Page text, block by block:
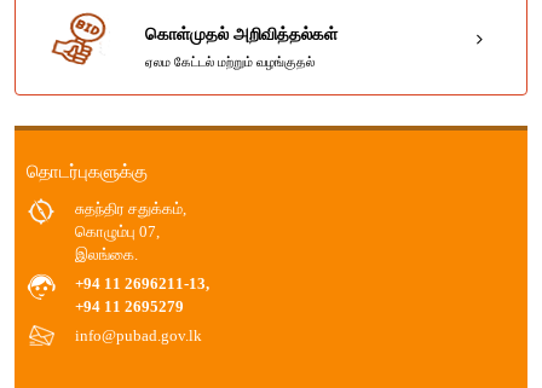
கொள்முதல் அறிவித்தல்கள்
ஏலம கேட்டல் மற்றும் வழங்குதல்
தொடர்புகளுக்கு
சுதந்திர சதுக்கம்,
கொழும்பு 07,
இலங்கை.
+94 11 2696211-13,
+94 11 2695279
info@pubad.gov.lk